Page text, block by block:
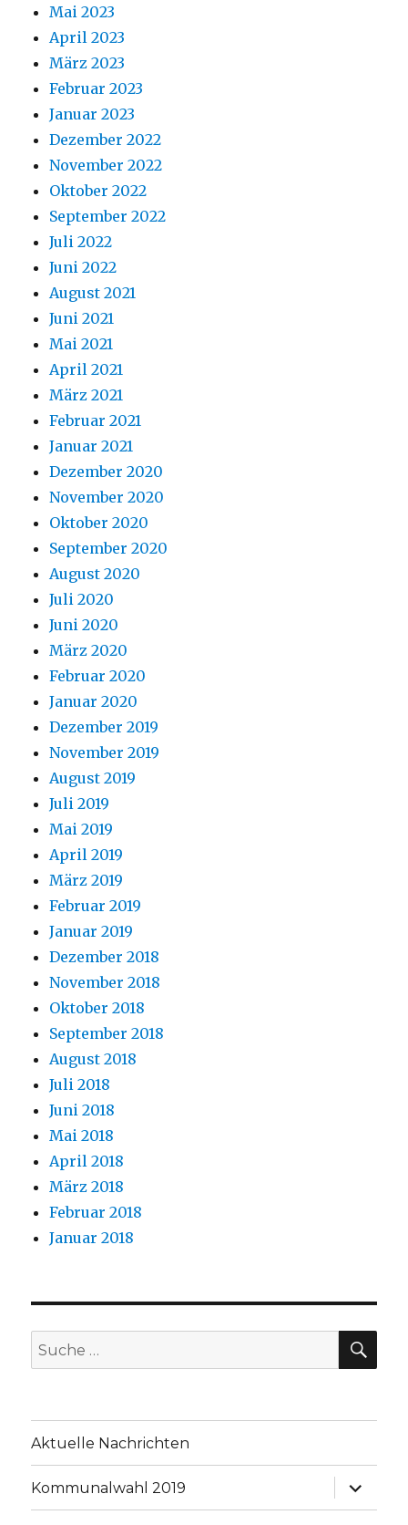
Mai 2023
April 2023
März 2023
Februar 2023
Januar 2023
Dezember 2022
November 2022
Oktober 2022
September 2022
Juli 2022
Juni 2022
August 2021
Juni 2021
Mai 2021
April 2021
März 2021
Februar 2021
Januar 2021
Dezember 2020
November 2020
Oktober 2020
September 2020
August 2020
Juli 2020
Juni 2020
März 2020
Februar 2020
Januar 2020
Dezember 2019
November 2019
August 2019
Juli 2019
Mai 2019
April 2019
März 2019
Februar 2019
Januar 2019
Dezember 2018
November 2018
Oktober 2018
September 2018
August 2018
Juli 2018
Juni 2018
Mai 2018
April 2018
März 2018
Februar 2018
Januar 2018
Suche
nach:
Aktuelle Nachrichten
Kommunalwahl 2019